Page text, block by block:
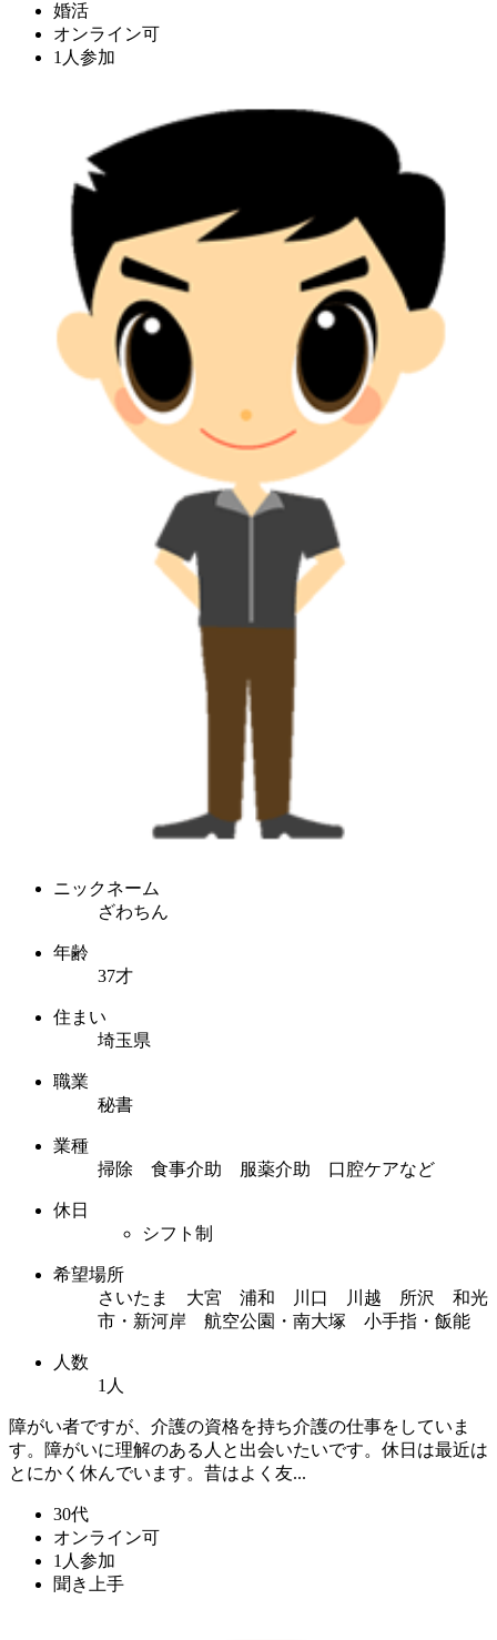
婚活
オンライン可
1人参加
ニックネーム
ざわちん
年齢
37才
住まい
埼玉県
職業
秘書
業種
掃除 食事介助 服薬介助 口腔ケアなど
休日
シフト制
希望場所
さいたま 大宮 浦和 川口 川越 所沢 和光
市・新河岸 航空公園・南大塚 小手指・飯能
人数
1人
障がい者ですが、介護の資格を持ち介護の仕事をしていま
す。障がいに理解のある人と出会いたいです。休日は最近は
とにかく休んでいます。昔はよく友...
30代
オンライン可
1人参加
聞き上手